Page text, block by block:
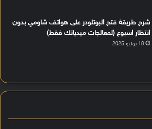
شرح طريقة فتح البوتلودر على هواتف شاومي بدون
انتظار اسبوع (لمعالجات ميدياتك فقط)
18 يوليو 2025